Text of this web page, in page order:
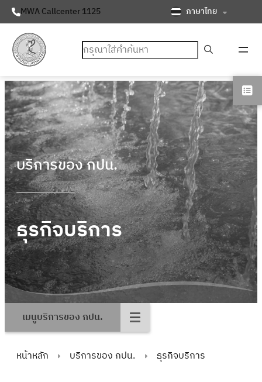
MWA Callcenter 1125 ภาษาไทย
ค้นหา
บริการของ กปน.
ธุรกิจบริการ
เมนูบริการของ กปน.
หน้าหลัก บริการของ กปน. ธุรกิจบริการ